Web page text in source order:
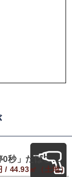
「バス停0秒」たばこ屋ビル
/ 44.93㎡（土地）